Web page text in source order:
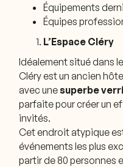
Équipements
Équipes
L’Espace Cléry
Idéalement situé dans
Cléry est un ancien
avec unesuperbe
parfaite pour créer un
invités.
Cet endroit atypique
événements les plus
partir de 80 personnes